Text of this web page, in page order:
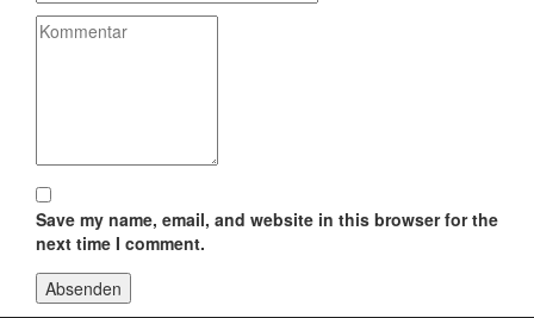
Save my name, email, and website in this browser for the
next time I comment.